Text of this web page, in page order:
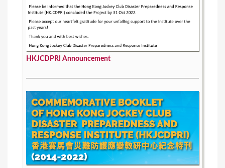
HKJCDPRI Announcement